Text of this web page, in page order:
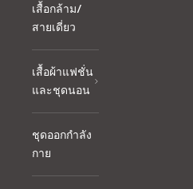
เสื้อกล้าม/
สายเดี่ยว
เสื้อผ้าแฟชั่น
และชุดนอน
ชุดออกกำลัง
กาย